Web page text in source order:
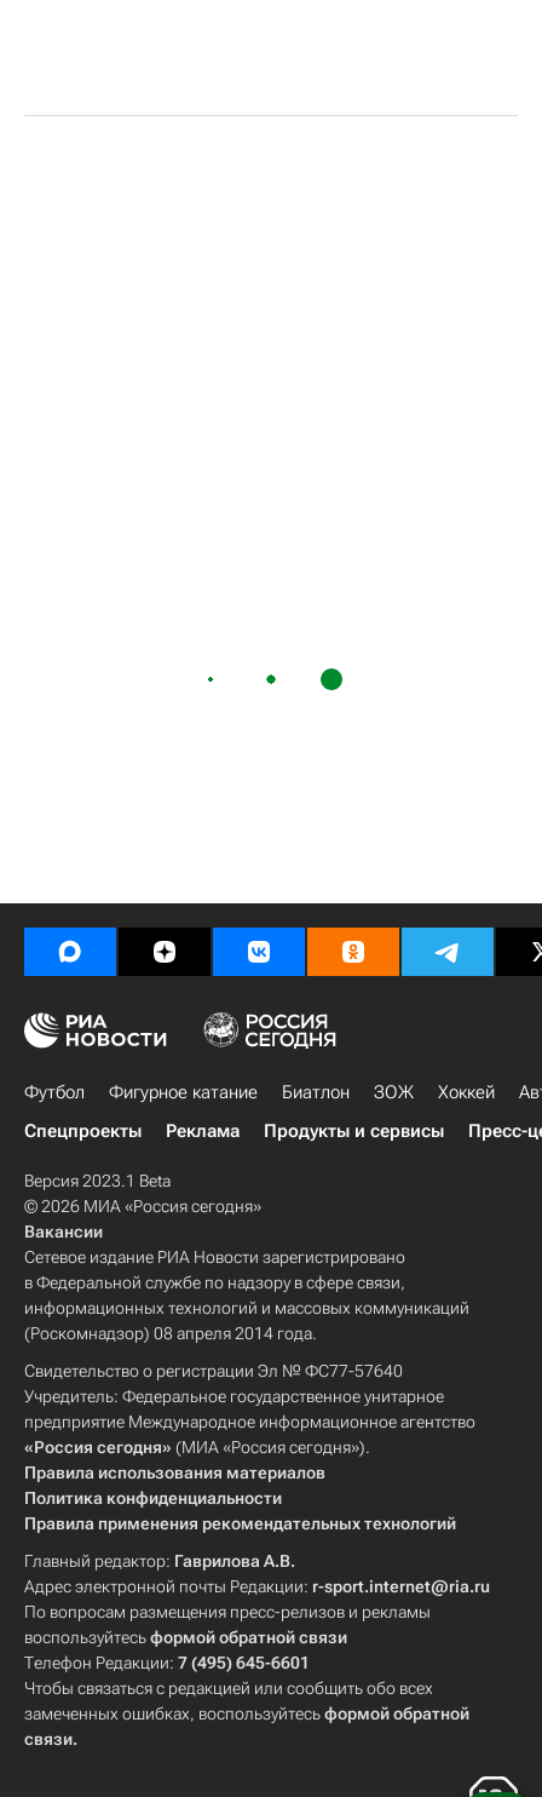
Футбол Фигурное катание Биатлон ЗОЖ Хоккей
Спецпроекты
Реклама Продукты и сервисы Пресс-
Версия 2023.1 Beta
© 2026 МИА «Россия сегодня»
Вакансии
Сетевое издание РИА Новости зарегистрировано
в Федеральной службе по надзору в сфере связи,
информационных технологий и массовых коммуникаций
(Роскомнадзор) 08 апреля 2014 года.
Свидетельство о регистрации Эл № ФС77-57640
Учредитель: Федеральное государственное унитарное
предприятие Международное информационное агентство
«Россия сегодня» (МИА «Россия сегодня»).
Правила использования материалов
Политика конфиденциальности
Правила применения рекомендательных технологий
Главный редактор: Гаврилова А.В.
Адрес электронной почты Редакции: r-sport.internet@ria.ru
По вопросам размещения пресс-релизов и рекламы
воспользуйтесьформой обратной связи
Телефон Редакции: 7 (495) 645-6601
Чтобы связаться с редакцией или сообщить обо всех
замеченных ошибках, воспользуйтесьформой обратной
связи.